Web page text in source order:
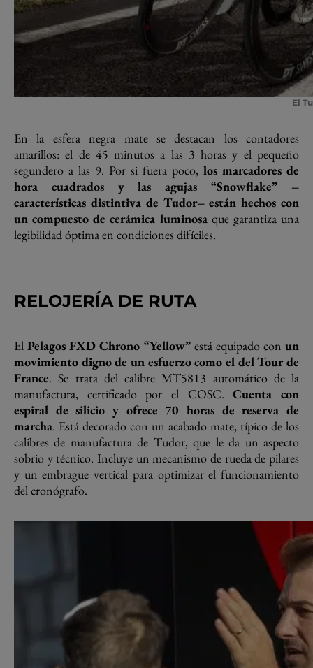
El
En la esfera negra mate se destacan los contadores
amarillos: el de 45 minutos a las 3 horas y el pequeño
segundero a las 9. Por si fuera poco, los marcadores de
hora cuadrados y las agujas “Snowflake” –
características distintiva de Tudor– están hechos con
un compuesto de cerámica luminosaque garantiza una
legibilidad óptima en condiciones difíciles.
RELOJERÍA DE RUTA
ElPelagos FXD Chrono “Yellow”está equipado con un
movimiento digno de un esfuerzo como el del Tour de
France. Se trata del calibre MT5813 automático de la
manufactura, certificado por el COSC.Cuenta con
espiral de silicio y ofrece 70 horas de reserva de
marcha. Está decorado con un acabado mate, típico de los
calibres de manufactura de Tudor, que le da un aspecto
sobrio y técnico. Incluye un mecanismo de rueda de pilares
y un embrague vertical para optimizar el funcionamiento
del cronógrafo.